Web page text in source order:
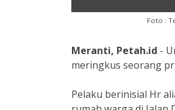
Foto :
Meranti, Petah.id -
meringkus seorang
Pelaku berinisial Hr